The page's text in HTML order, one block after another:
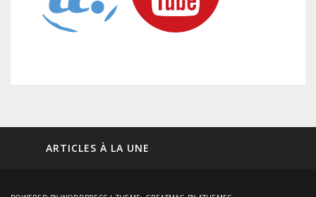
ARTICLES À LA UNE